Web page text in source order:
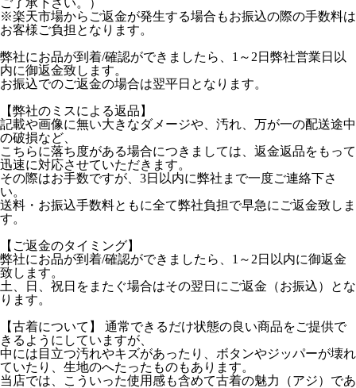
ご了承下さい。）
※楽天市場からご返金が発生する場合もお振込の際の手数料は
お客様ご負担となります。
弊社にお品が到着/確認ができましたら、1～2日弊社営業日以
内に御返金致します。
お振込でのご返金の場合は翌平日となります。
【弊社のミスによる返品】
記載や画像に無い大きなダメージや、汚れ、万が一の配送途中
の破損など、
こちらに落ち度がある場合につきましては、返金返品をもって
迅速に対応させていただきます。
その際はお手数ですが、3日以内に弊社まで一度ご連絡下さ
い。
送料・お振込手数料ともに全て弊社負担で早急にご返金致しま
す。
【ご返金のタイミング】
弊社にお品が到着/確認ができましたら、1～2日以内に御返金
致します。
土、日、祝日をまたぐ場合はその翌日にご返金（お振込）とな
ります。
【古着について】 通常できるだけ状態の良い商品をご提供で
きるようにしていますが、
中には目立つ汚れやキズがあったり、ボタンやジッパーが壊れ
ていたり、生地のへたったものもあります。
当店では、こういった使用感も含めて古着の魅力（アジ）であ